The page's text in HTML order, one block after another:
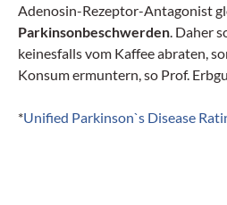
Adenosin-Rezeptor-Antagonist
Parkinsonbeschwerden . Daher
keinesfalls vom Kaffee abraten,
Konsum ermuntern, so Prof.
*Unified Parkinson`s Disease